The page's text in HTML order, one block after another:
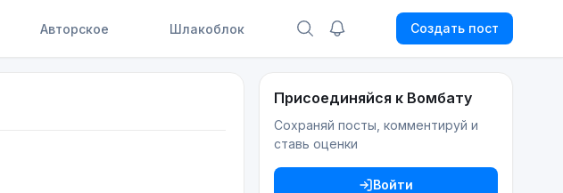
Авторское Шлакоблок Создать пост
Присоединяйся к Вомбату
Сохраняй посты, комментируй и
ставь оценки
Войти